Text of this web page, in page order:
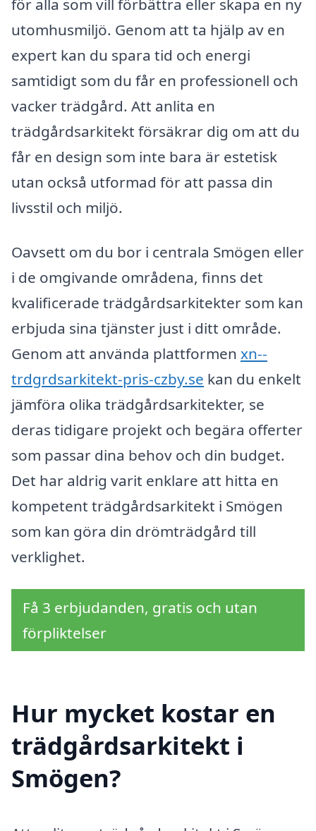
för alla som vill förbättra eller skapa en ny
utomhusmiljö. Genom att ta hjälp av en
expert kan du spara tid och energi
samtidigt som du får en professionell och
vacker trädgård. Att anlita en
trädgårdsarkitekt försäkrar dig om att du
får en design som inte bara är estetisk
utan också utformad för att passa din
livsstil och miljö.
Oavsett om du bor i centrala Smögen eller
i de omgivande områdena, finns det
kvalificerade trädgårdsarkitekter som kan
erbjuda sina tjänster just i ditt område.
Genom att använda plattformen xn--
trdgrdsarkitekt-pris-czby.se kan du enkelt
jämföra olika trädgårdsarkitekter, se
deras tidigare projekt och begära offerter
som passar dina behov och din budget.
Det har aldrig varit enklare att hitta en
kompetent trädgårdsarkitekt i Smögen
som kan göra din drömträdgård till
verklighet.
Få 3 erbjudanden, gratis och utan
förpliktelser
Hur mycket kostar en
trädgårdsarkitekt i
Smögen?